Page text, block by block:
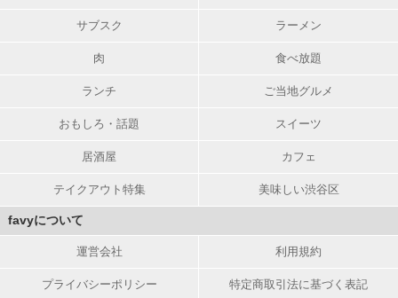
サブスク ラーメン
肉 食べ放題
ランチ ご当地グルメ
おもしろ・話題 スイーツ
居酒屋 カフェ
テイクアウト特集 美味しい渋谷区
favyについて
運営会社 利用規約
プライバシーポリシー 特定商取引法に基づく表記